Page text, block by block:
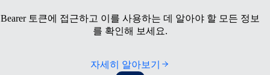
Bearer 토큰에 접근하고 이를 사용하는 데 알아야 할 모든 정보
를 확인해 보세요.
자세히 알아보기